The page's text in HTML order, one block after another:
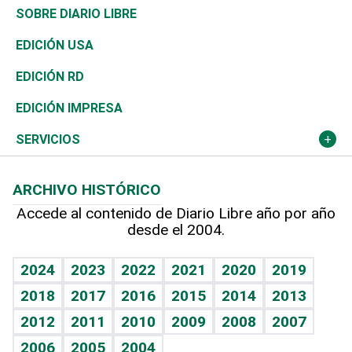
José Boquete
Reportajes
Asia
África
Ocenanía
Caribe
Resto del mundo
Consumo
Vivienda
Telecom.
Global y variable
Economía personal
Belleza
Buena Vida
Sociales
Novedades
Podcast Arte Libre
Hablando con el pediatra
Vida y familia
Eñe
Celebrando la vida
Golf
Ciclismo
Tenis
Olimpismo
Más deportes
BRV
TBT Deportivo
Editorial
De buena tinta
En Directo
Frente al Statu Quo
El Espía
Columnistas
Más firmas
Clima
Tecnología
Historia
Despertando al gigante
Cambio climático
Mundo
Economía
Revista
Deportes
Opinión
Hecho en casa
Guía del dinero
SOBRE DIARIO LIBRE
EDICIÓN USA
EDICIÓN RD
EDICIÓN IMPRESA
SERVICIOS
Cumpleaños
Horóscopos
Juegos
ARCHIVO HISTÓRICO
Accede al contenido de Diario Libre año por año
desde el 2004.
2024 2023 2022 2021 2020
2019
2018
2017 2016 2015 2014
2013
2012
2011 2010 2009 2008
2007
2006
2005 2004